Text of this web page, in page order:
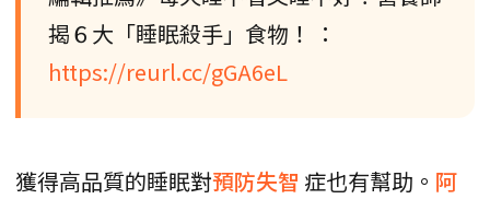
揭６大「睡眠殺手」食物！ ：
https://reurl.cc/gGA6eL
獲得高品質的睡眠對預防失智 症也有幫助。 阿